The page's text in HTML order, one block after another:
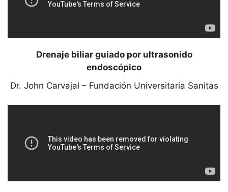
Drenaje biliar guiado por ultrasonido
endoscópico
Dr. John Carvajal – Fundación Universitaria Sanitas